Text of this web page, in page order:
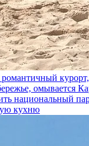
омывается
национальный
кухню